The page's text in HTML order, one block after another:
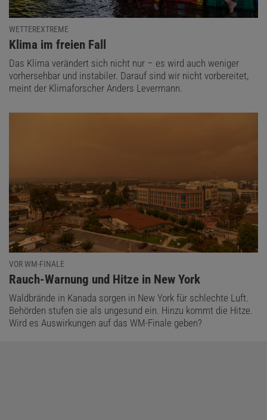
WETTEREXTREME
:
Klima im freien Fall
Das Klima verändert sich nicht nur – es wird auch weniger
vorhersehbar und instabiler. Darauf sind wir nicht vorbereitet,
meint der Klimaforscher Anders Levermann.
VOR WM-FINALE
:
Rauch-Warnung und Hitze in New York
Waldbrände in Kanada sorgen in New York für schlechte Luft.
Behörden stufen sie als ungesund ein. Hinzu kommt die Hitze.
Wird es Auswirkungen auf das WM-Finale geben?